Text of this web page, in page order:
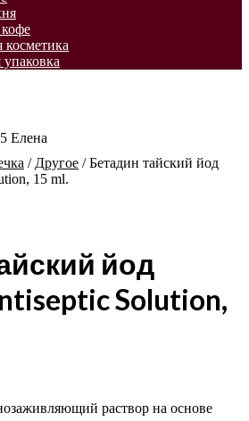
косметика
Елена
/Другое /Бетадин тайский йод
15 ml.
йод
Solution,
раствор на основе